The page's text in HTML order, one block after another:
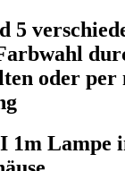
5
oder
1m Lampe